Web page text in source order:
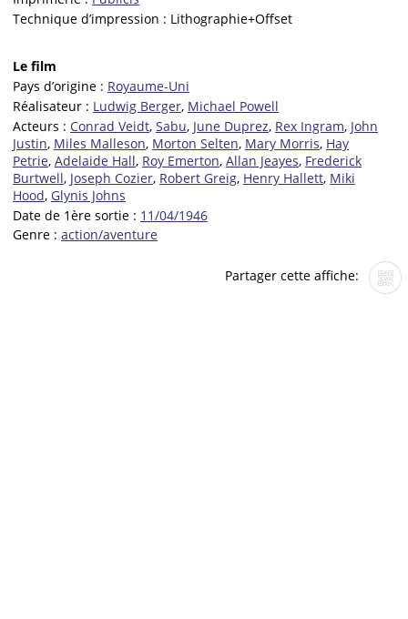
Technique d’impression : Lithographie+Offset
Le film
Pays d’origine : Royaume-Uni
Réalisateur : Ludwig Berger, Michael Powell
Acteurs : Conrad Veidt, Sabu, June Duprez, Rex Ingram, John
Justin, Miles Malleson, Morton Selten, Mary Morris, Hay
Petrie, Adelaide Hall, Roy Emerton, Allan Jeayes, Frederick
Burtwell, Joseph Cozier, Robert Greig, Henry Hallett, Miki
Hood, Glynis Johns
Date de 1ère sortie : 11/04/1946
Genre : action/aventure
Partager cette affiche: